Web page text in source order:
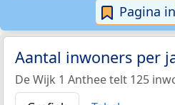
Pagina
Aantal inwoners per
De Wijk 1 Anthee telt 125